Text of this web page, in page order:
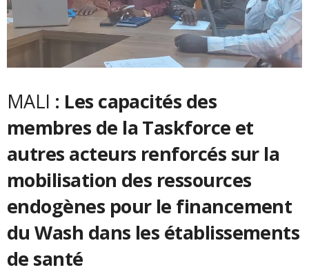
MALI : Les capacités des
membres de la Taskforce et
autres acteurs renforcés sur la
mobilisation des ressources
endogènes pour le financement
du Wash dans les établissements
de santé